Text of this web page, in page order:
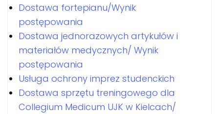
Dostawa fortepianu/Wynik
postępowania
Dostawa jednorazowych artykułów i
materiałów medycznych/ Wynik
postępowania
Usługa ochrony imprez studenckich
Dostawa sprzętu treningowego dla
Collegium Medicum UJK w Kielcach/